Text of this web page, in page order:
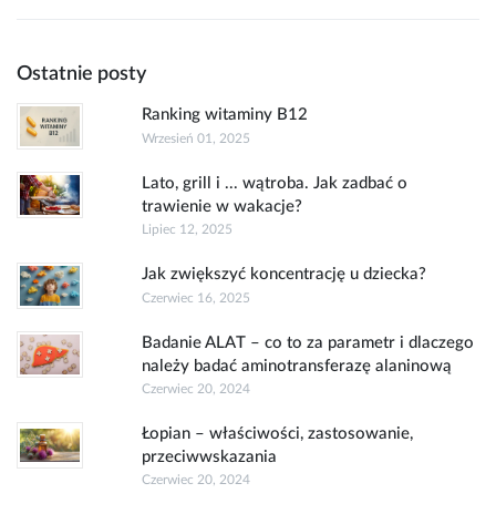
Ostatnie posty
Ranking witaminy B12
Wrzesień 01, 2025
Lato, grill i ... wątroba. Jak zadbać o
trawienie w wakacje?
Lipiec 12, 2025
Jak zwiększyć koncentrację u dziecka?
Czerwiec 16, 2025
Badanie ALAT – co to za parametr i dlaczego
należy badać aminotransferazę alaninową
Czerwiec 20, 2024
Łopian – właściwości, zastosowanie,
przeciwwskazania
Czerwiec 20, 2024